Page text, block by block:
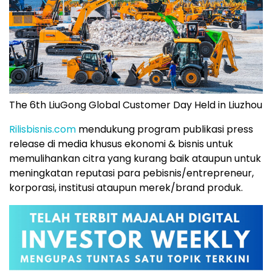
The 6th LiuGong Global Customer Day Held in Liuzhou
Rilisbisnis.com mendukung program publikasi press
release di media khusus ekonomi & bisnis untuk
memulihankan citra yang kurang baik ataupun untuk
meningkatan reputasi para pebisnis/entrepreneur,
korporasi, institusi ataupun merek/brand produk.